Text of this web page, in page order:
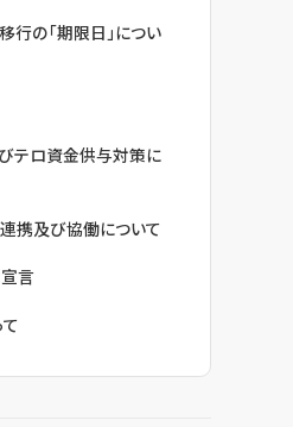
の「期限日」につい
テロ資金供与対策に
携及び協働について
言